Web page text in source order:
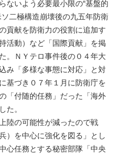
ないよう必要最小限の“基盤的
二極構造崩壊後の九五年防衛
貢献を防衛力の役割に追加す
活動）など「国際貢献」を掲
。ＮＹテロ事件後の０４年大
み「多様な事態に対応」と対
基づき０７年１月に防衛庁を
「付随的任務」だった「海外
た。
陸の可能性が減ったので戦
）を中心に強化を図る」とし
心任務とする秘密部隊「中央